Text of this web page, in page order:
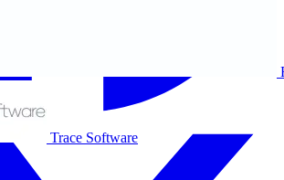
Trace Software